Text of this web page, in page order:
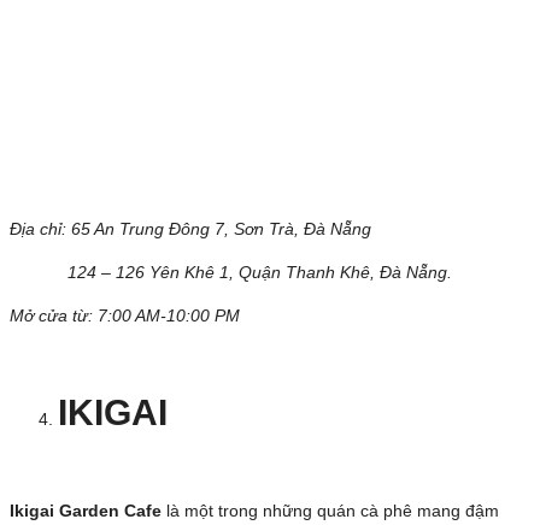
Địa chỉ: 65 An Trung Đông 7, Sơn Trà , Đà Nẵng
124 – 126 Yên Khê 1, Quận Thanh Khê, Đà Nẵng.
Mở cửa từ: 7:00 AM-10:00 PM
IKIGAI
Ikigai Garden Cafe là một trong những quán cà phê mang đậm